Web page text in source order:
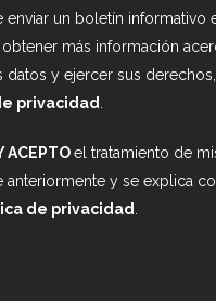
enviar un boletín informativo
más información
datos y ejercer sus
privacidad
ACEPTOel tratamiento de
anteriormente y se explica
de privacidad